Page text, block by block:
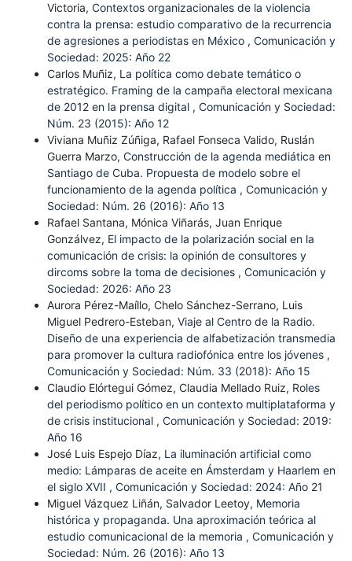
Victoria, Contextos organizacionales de la violencia
contra la prensa: estudio comparativo de la recurrencia
de agresiones a periodistas en México , Comunicación y
Sociedad: 2025: Año 22
Carlos Muñiz, La política como debate temático o
estratégico. Framing de la campaña electoral mexicana
de 2012 en la prensa digital , Comunicación y Sociedad:
Núm. 23 (2015): Año 12
Viviana Muñiz Zúñiga, Rafael Fonseca Valido, Ruslán
Guerra Marzo, Construcción de la agenda mediática en
Santiago de Cuba. Propuesta de modelo sobre el
funcionamiento de la agenda política , Comunicación y
Sociedad: Núm. 26 (2016): Año 13
Rafael Santana, Mónica Viñarás, Juan Enrique
Gonzálvez, El impacto de la polarización social en la
comunicación de crisis: la opinión de consultores y
dircoms sobre la toma de decisiones , Comunicación y
Sociedad: 2026: Año 23
Aurora Pérez-Maíllo, Chelo Sánchez-Serrano, Luis
Miguel Pedrero-Esteban, Viaje al Centro de la Radio.
Diseño de una experiencia de alfabetización transmedia
para promover la cultura radiofónica entre los jóvenes ,
Comunicación y Sociedad: Núm. 33 (2018): Año 15
Claudio Elórtegui Gómez, Claudia Mellado Ruiz, Roles
del periodismo político en un contexto multiplataforma y
de crisis institucional , Comunicación y Sociedad: 2019:
Año 16
José Luis Espejo Díaz, La iluminación artificial como
medio: Lámparas de aceite en Ámsterdam y Haarlem en
el siglo XVII , Comunicación y Sociedad: 2024: Año 21
Miguel Vázquez Liñán, Salvador Leetoy, Memoria
histórica y propaganda. Una aproximación teórica al
estudio comunicacional de la memoria , Comunicación y
Sociedad: Núm. 26 (2016): Año 13